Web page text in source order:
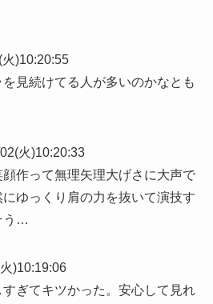
)10:20:55
見続けてる人が多いのかなとも
火)10:20:33
作って無理矢理大げさに大声で
ゆっくり肩の力を抜いて演技す
う…
)10:19:06
ぎてキツかった。安心して見れ